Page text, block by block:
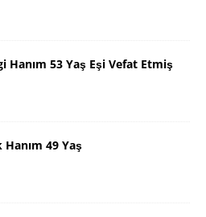
Hanım 53 Yaş Eşi Vefat Etmiş
49 Yaş